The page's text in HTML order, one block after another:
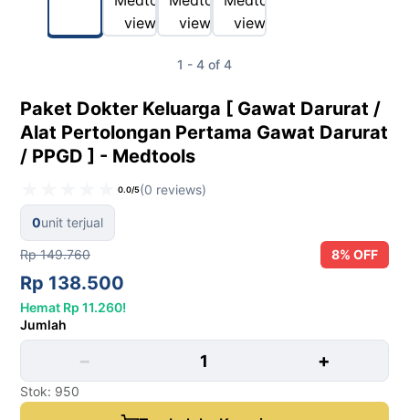
1 - 4 of 4
Paket Dokter Keluarga [ Gawat Darurat /
Alat Pertolongan Pertama Gawat Darurat
/ PPGD ] - Medtools
0.0/5(0 reviews)
0unit terjual
Rp 149.760 8% OFF
Rp 138.500
Hemat Rp 11.260!
Jumlah
− +
Stok: 950